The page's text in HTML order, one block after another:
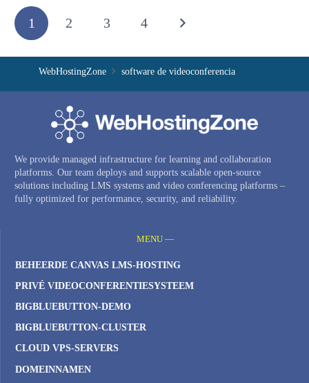
1 2 3 4
WebHostingZone software de videoconferencia
We provide managed infrastructure for learning and collaboration
platforms. Our team deploys and supports scalable open-source
solutions including LMS systems and video conferencing platforms –
fully optimized for performance, security, and reliability.
MENU —
BEHEERDE CANVAS LMS-HOSTING
PRIVÉ VIDEOCONFERENTIESYSTEEM
BIGBLUEBUTTON-DEMO
BIGBLUEBUTTON-CLUSTER
CLOUD VPS-SERVERS
DOMEINNAMEN